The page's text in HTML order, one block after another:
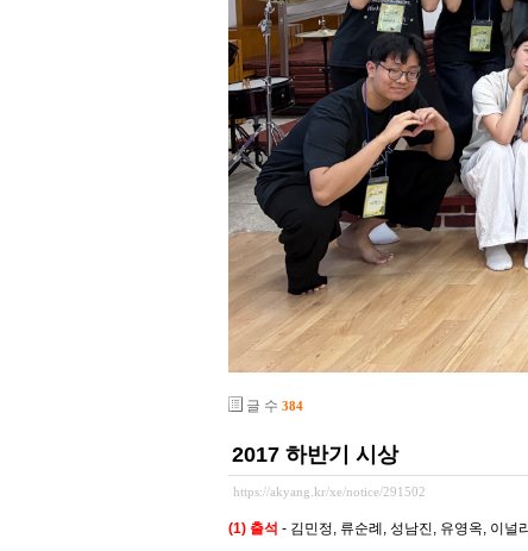
글 수 384
2017 하반기 시상
https://akyang.kr/xe/notice/291502
(1) 출석 - 김민정, 류순례, 성남진, 유영옥, 이널